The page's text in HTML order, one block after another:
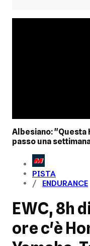
Albesiano: "Questa
passo una
PISTA
ENDURANCE
EWC, 8h
ore c'è